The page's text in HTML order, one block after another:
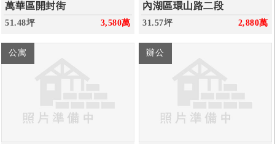
萬華區開封街
51.48坪 3,580萬
內湖區環山路二段
31.57坪 2,880萬
公寓 辦公